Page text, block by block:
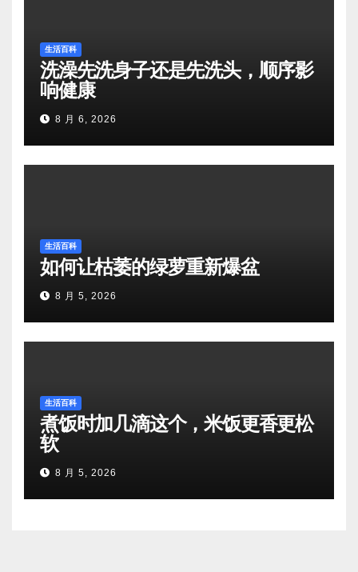
生活百科
洗澡先洗身子还是先洗头，顺序影
响健康
8 月 6, 2026
生活百科
如何让枯萎的绿萝重新爆盆
8 月 5, 2026
生活百科
煮饭时加几滴这个，米饭更香更松
软
8 月 5, 2026